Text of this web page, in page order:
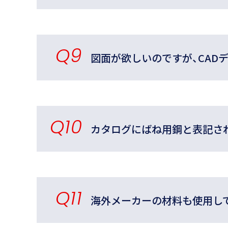
Q9 図面が欲しいのですが、CAD
Q10 カタログにばね用鋼と表記さ
Q11 海外メーカーの材料も使用し